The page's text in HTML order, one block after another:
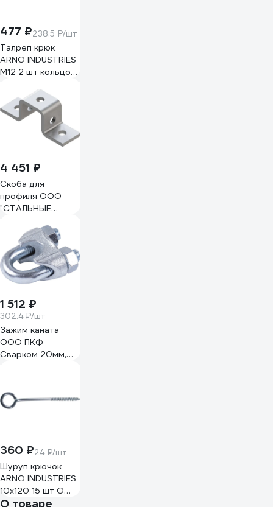
477 ₽238.5 ₽/шт
Талреп крюк
ARNO INDUSTRIES
М12 2 шт кольцо
регулировки
тросов и цепей
оцинкованное
покрытие
AFJ301200030498
4 451 ₽
Скоба для
профиля ООО
"СТАЛЬНЫЕ
гор. цинк SR82-
200
1 512 ₽
302.4 ₽/шт
Зажим каната
ООО ПКФ
Сварком 20мм,
k00012881
360 ₽24 ₽/шт
Шуруп крючок
ARNO INDUSTRIES
10х120 15 шт О
образный для
О товаре